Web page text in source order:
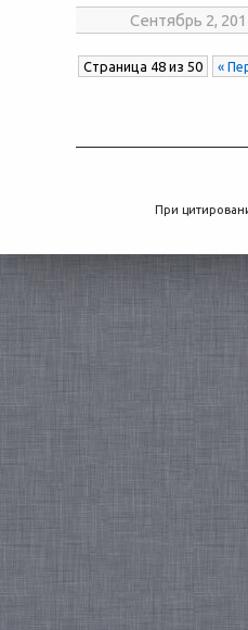
Сентябрь 2,
Страница 48 из 50 «
При